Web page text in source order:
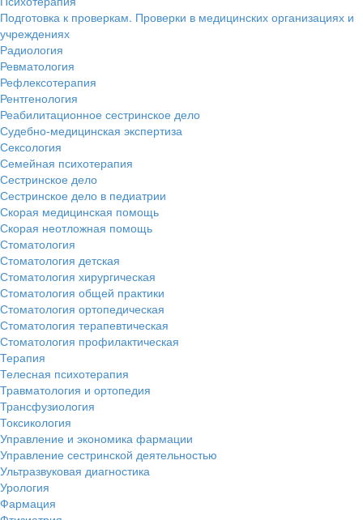
Подготовка к проверкам. Проверки в медицинских организациях и
учреждениях
Радиология
Ревматология
Рефлексотерапия
Рентгенология
Реабилитационное сестринское дело
Судебно-медицинская экспертиза
Сексология
Семейная психотерапия
Сестринское дело
Сестринское дело в педиатрии
Скорая медицинская помощь
Скорая неотложная помощь
Стоматология
Стоматология детская
Стоматология хирургическая
Стоматология общей практики
Стоматология ортопедическая
Стоматология терапевтическая
Стоматология профилактическая
Терапия
Телесная психотерапия
Травматология и ортопедия
Трансфузиология
Токсикология
Управление и экономика фармации
Управление сестринской деятельностью
Ультразвуковая диагностика
Урология
Фармация